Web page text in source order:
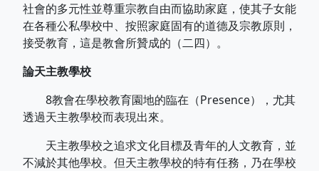
社會的多元性並尊重宗教自由而協助家庭，使其子女能
在各種公私學校中、按照家庭固有的道德及宗教原則，
接受教育，這是教會所贊成的（二四）。
論天主教學校
8教會在學校教育園地的臨在（Presence），尤其
透過天主教學校而表現出來。
天主教學校之追求文化目標及青年的人文教育，並
不減於其他學校。但天主教學校的特有任務，乃在學校